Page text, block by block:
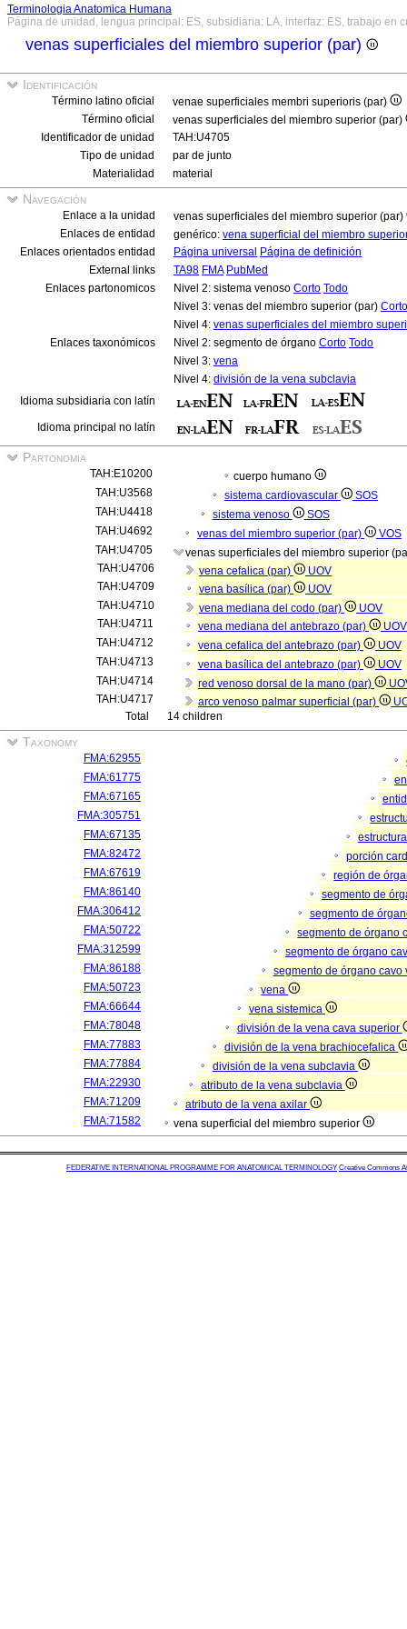
Terminologia Anatomica Humana
Página de unidad, lengua principal: ES, subsidiaria: LA, interfaz: ES, trabajo en
venas superficiales del miembro superior (par)
Identificación
Término latino oficial
venae superficiales membri superioris (par)
Término oficial
venas superficiales del miembro superior (par)
Identificador de unidad
TAH:U4705
Tipo de unidad
par de junto
Materialidad
material
Navegación
Enlace a la unidad
venas superficiales del miembro superior (par)
Enlaces de entidad
genérico: vena superficial del miembro
Enlaces orientados entidad
Página universal Página de definición
External links
TA98 FMA PubMed
Enlaces partonomicos
Nivel 2: sistema venoso Corto Todo
Nivel 3: venas del miembro superior (par) Corto
Nivel 4: venas superficiales del miembro
Enlaces taxonómicos
Nivel 2: segmento de órgano Corto Todo
Nivel 3: vena
Nivel 4: división de la vena subclavia
Idioma subsidiaria con latín
Idioma principal no latín
Partonomia
TAH:E10200
cuerpo humano
TAH:U3568
sistema cardiovascular
SOS
TAH:U4418
sistema venoso
SOS
TAH:U4692
venas del miembro superior (par)
VOS
TAH:U4705
venas superficiales del miembro superior
TAH:U4706
vena cefalica (par)
UOV
TAH:U4709
vena basílica (par)
UOV
TAH:U4710
vena mediana del codo (par)
UOV
TAH:U4711
vena mediana del antebrazo (par)
UOV
TAH:U4712
vena cefalica del antebrazo (par)
UOV
TAH:U4713
vena basílica del antebrazo (par)
UOV
TAH:U4714
red venoso dorsal de la mano (par)
TAH:U4717
arco venoso palmar superficial (par)
Total
14 children
Taxonomy
FMA:62955
FMA:61775
FMA:67165
FMA:305751
FMA:67135
FMA:82472
porción
FMA:67619
región de
FMA:86140
segmento de
FMA:306412
segmento de
FMA:50722
segmento de órgano
FMA:312599
segmento de órgano
FMA:86188
segmento de órgano cavo
FMA:50723
vena
FMA:66644
vena sistemica
FMA:78048
división de la vena cava superior
FMA:77883
división de la vena brachiocefalica
FMA:77884
división de la vena subclavia
FMA:22930
atributo de la vena subclavia
FMA:71209
atributo de la vena axilar
FMA:71582
vena superficial del miembro superior
FEDERATIVE INTERNATIONAL PROGRAMME FOR ANATOMICAL TERMINOLOGY Creative Commons